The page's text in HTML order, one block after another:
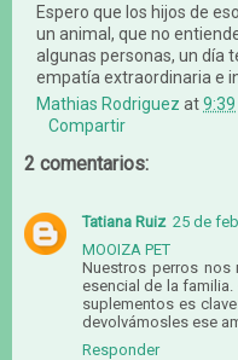
Espero que los hijos de
un animal, que no
algunas personas, un día
empatía extraordinaria e
Mathias Rodriguez at9:39
Compartir
2 comentarios:
Tatiana Ruiz 25 de
MOOIZA PET
Nuestros perros nos
esencial de la
suplementos es
devolvámosles ese
Responder